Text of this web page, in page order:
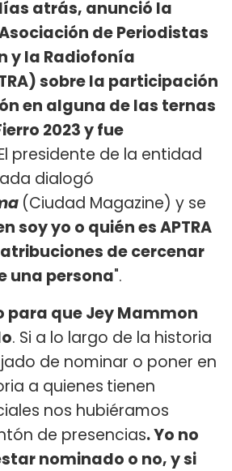
atrás, anunció la
de Periodistas
y la Radiofonía
sobre la participación
en alguna de las ternas
2023 y fue
presidente de la entidad
dialogó
(Ciudad Magazine) y se
soy yo o quién es APTRA
de cercenar
una persona".
para que Jey Mammon
. Si a lo largo de la historia
de nominar o poner en
a quienes tienen
nos hubiéramos
de presencias. Yo no
nominado o no, y si